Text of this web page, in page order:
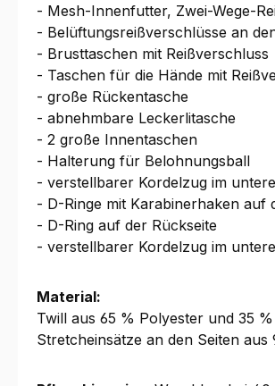
- Mesh-Innenfutter, Zwei-Wege-
- Belüftungsreißverschlüsse an
- Brusttaschen mit Reißverschluss
- Taschen für die Hände mit
- große Rückentasche
- abnehmbare Leckerlitasche
- 2 große Innentaschen
- Halterung für Belohnungsball
- verstellbarer Kordelzug im
- D-Ringe mit Karabinerhaken auf
- D-Ring auf der Rückseite
- verstellbarer Kordelzug im
Material:
Twill aus 65 % Polyester und 35
Stretcheinsätze an den Seiten